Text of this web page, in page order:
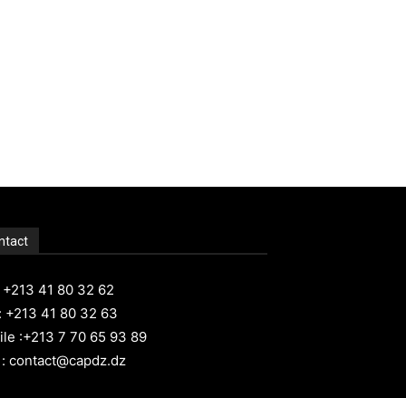
41 80 32 62
+213 41 80 32 63
:+213 7 70 65 93 89
contact@capdz.dz